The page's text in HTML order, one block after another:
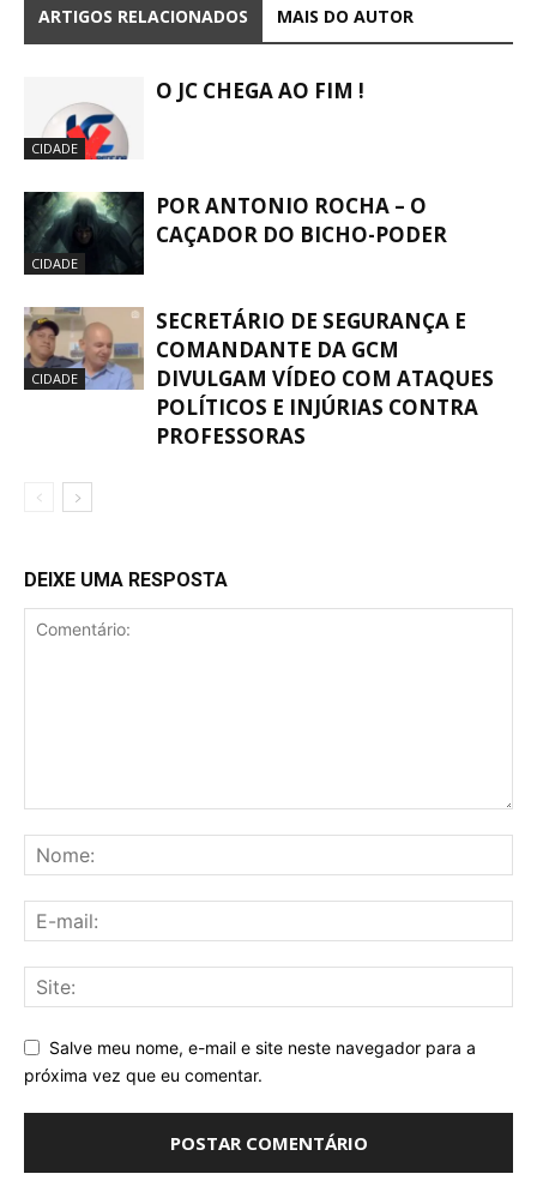
ARTIGOS RELACIONADOS MAIS DO AUTOR
CIDADE
O JC CHEGA AO FIM !
CIDADE
POR ANTONIO ROCHA – O
CAÇADOR DO BICHO-PODER
CIDADE
SECRETÁRIO DE SEGURANÇA E
COMANDANTE DA GCM
DIVULGAM VÍDEO COM ATAQUES
POLÍTICOS E INJÚRIAS CONTRA
PROFESSORAS
DEIXE UMA RESPOSTA
Salve meu nome, e-mail e site neste navegador para a
próxima vez que eu comentar.